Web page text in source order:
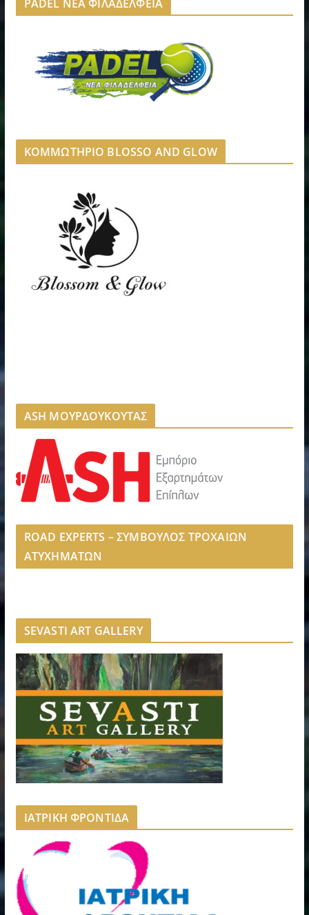
PADEL ΝΕΑ ΦΙΛΑΔΕΛΦΕΙΑ
ΚΟΜΜΩΤΗΡΙΟ BLOSSO AND GLOW
ASH ΜΟΥΡΔΟΥΚΟΥΤΑΣ
ROAD EXPERTS – ΣΥΜΒΟΥΛΟΣ ΤΡΟΧΑΙΩΝ
ΑΤΥΧΗΜΑΤΩΝ
SEVASTI ART GALLERY
ΙΑΤΡΙΚΗ ΦΡΟΝΤΙΔΑ